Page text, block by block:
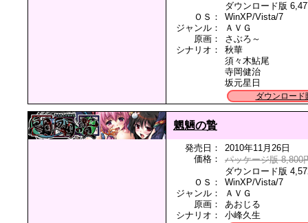
ダウンロード版
ＯＳ：
WinXP/Vista/7
ジャンル：
ＡＶＧ
原画：
さぶろ～
シナリオ：
秋華
須々木鮎尾
寺岡健治
坂元星日
ダウンロード
魍魎の贄
発売日：
2010年11月26日
価格：
パッケージ版 8,800
ダウンロード版
ＯＳ：
WinXP/Vista/7
ジャンル：
ＡＶＧ
原画：
あおじる
シナリオ：
小峰久生